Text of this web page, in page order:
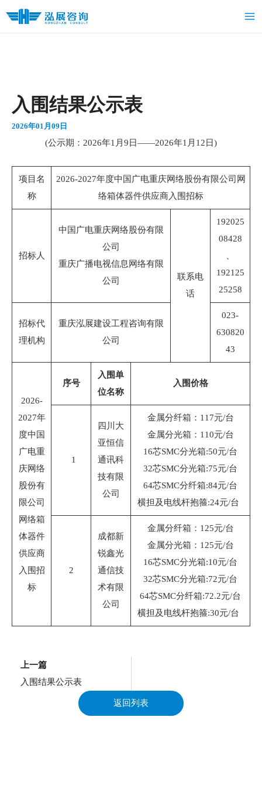
入围结果公示表
2026年01月09日
(公示期：2026年1月9日——2026年1月12日)
项目名
称
2026-2027年度中国广电重庆网络股份有限公司网
络箱体器件供应商入围招标
招标人
中国广电重庆网络股份有限
公司
重庆广播电视信息网络有限
公司
联系电
话
192025
08428
192125
25258
招标代
理机构
重庆泓展建设工程咨询有限
公司
023-
630820
43
2026-
2027年
度中国
广电重
庆网络
股份有
限公司
网络箱
体器件
供应商
入围招
标
序号
入围单
位名称
入围价格
1
四川大
亚恒信
通讯科
技有限
公司
金属分纤箱：117元/台
金属分光箱：110元/台
16芯SMC分光箱:50元/台
32芯SMC分光箱:75元/台
64芯SMC分纤箱:84元/台
横担及电线杆抱箍:24元/台
2
成都新
锐鑫光
通信技
术有限
公司
金属分纤箱：125元/台
金属分光箱：125元/台
16芯SMC分光箱:10元/台
32芯SMC分光箱:72元/台
64芯SMC分纤箱:72.2元/台
横担及电线杆抱箍:30元/台
上一篇
入围结果公示表
返回列表